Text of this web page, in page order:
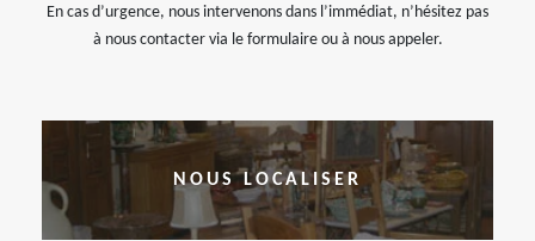
En cas d’urgence, nous intervenons dans l’immédiat, n’hésitez pas
à nous contacter via le formulaire ou à nous appeler.
NOUS LOCALISER